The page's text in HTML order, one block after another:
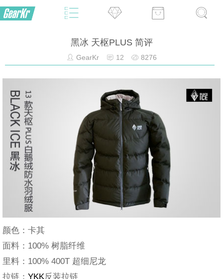
黑冰 天枢PLUS 简评
GearKr 12 8276
颜色：卡其
面料：100% 树脂纤维
里料：100% 400T 超细尼龙
拉链： YKK反装拉链